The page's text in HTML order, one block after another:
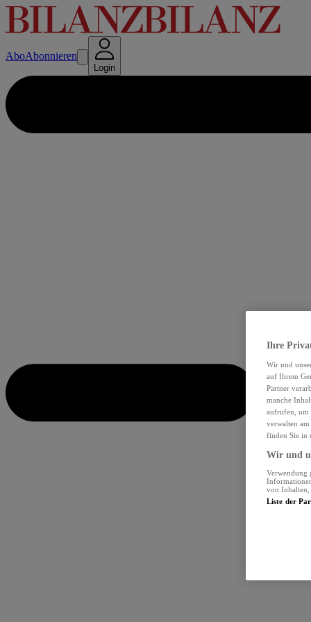
AboAbonnieren
Login
Ihre
Wir und
auf Ihrem
Partner
manche
aufrufen, um
verwalten
finden Sie in
Wir und
Verwendung
von Inhalten,
Liste der